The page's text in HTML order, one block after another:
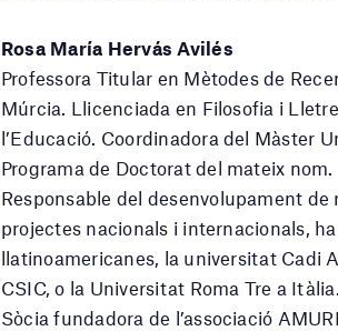
Rosa María Hervás Avilés
Professora Titular en Mètodes de
Múrcia. Llicenciada en Filosofia i
l’Educació. Coordinadora del Màster
Programa de Doctorat del mateix nom.
Responsable del desenvolupament
projectes nacionals i internacionals,
llatinoamericanes, la universitat Cadi
CSIC, o la Universitat Roma Tre a Itàlia.
Sòcia fundadora de l’associació